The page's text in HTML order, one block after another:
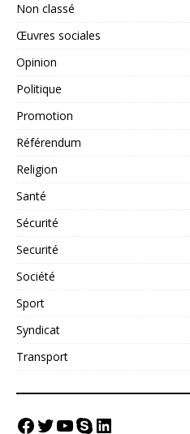
Non classé
Œuvres sociales
Opinion
Politique
Promotion
Référendum
Religion
Santé
Sécurité
Securité
Société
Sport
Syndicat
Transport